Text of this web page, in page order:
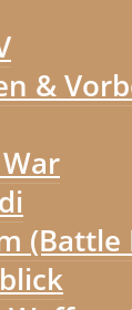
&
(Battle